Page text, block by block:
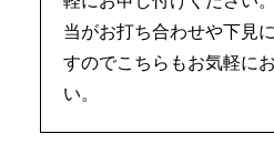
当がお打ち合わせや下見
すのでこちらもお気軽に
い。